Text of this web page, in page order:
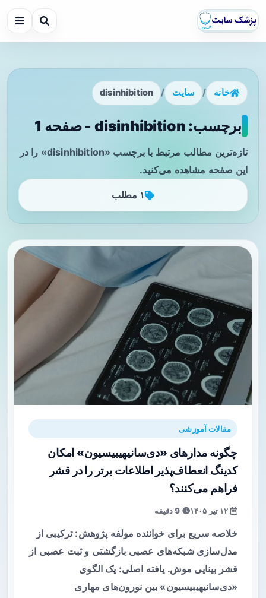
خانه / سایت /
disinhibition
برچسب: disinhibition - صفحه 1
تازه‌ترین مطالب مرتبط با برچسب «disinhibition» را در
این صفحه مشاهده می‌کنید.
۱ مطلب
مقالات آموزشی
چگونه مدارهای «دی‌سانیهیبیسیون» امکان
کدینگ انعطاف‌پذیر اطلاعات برتر را در قشر
فراهم می‌کنند؟
خلاصه سریع برای خواننده مولفه پژوهش: ترکیبی از
مدل‌سازی شبکه‌های عصبی بازگشتی و ثبت عصبی از
قشر بینایی موش. یافته اصلی: یک الگوی
«دی‌سانیهیبیسیون» بین نورون‌های مهاری